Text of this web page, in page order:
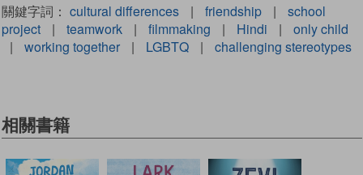
關鍵字詞： cultural differences | friendship |
school
project
| teamwork | filmmaking | Hindi |
only child
|
working together | LGBTQ | challenging stereotypes
相關書籍